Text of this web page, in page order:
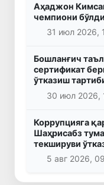
Аҳаджон
чемпиони бўлди
31 июл 2026,
Бошланғич
сертификат
ўтказиш
30 июл 2026,
Коррупцияга
Шаҳрисабз
текшируви
5 авг 2026,